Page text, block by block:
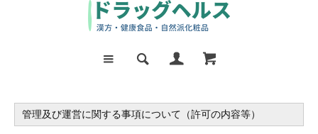
管理及び運営に関する事項について（許可の内容等）